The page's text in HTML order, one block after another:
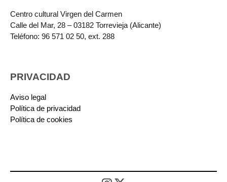
Centro cultural Virgen del Carmen
Calle del Mar, 28 – 03182 Torrevieja (Alicante)
Teléfono: 96 571 02 50, ext. 288
PRIVACIDAD
Aviso legal
Política de privacidad
Política de cookies